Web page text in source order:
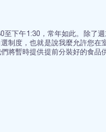
下午1:30，常年如此。除了
制度，也就是說我麼允許您在
將暫時提供提前分裝好的食品